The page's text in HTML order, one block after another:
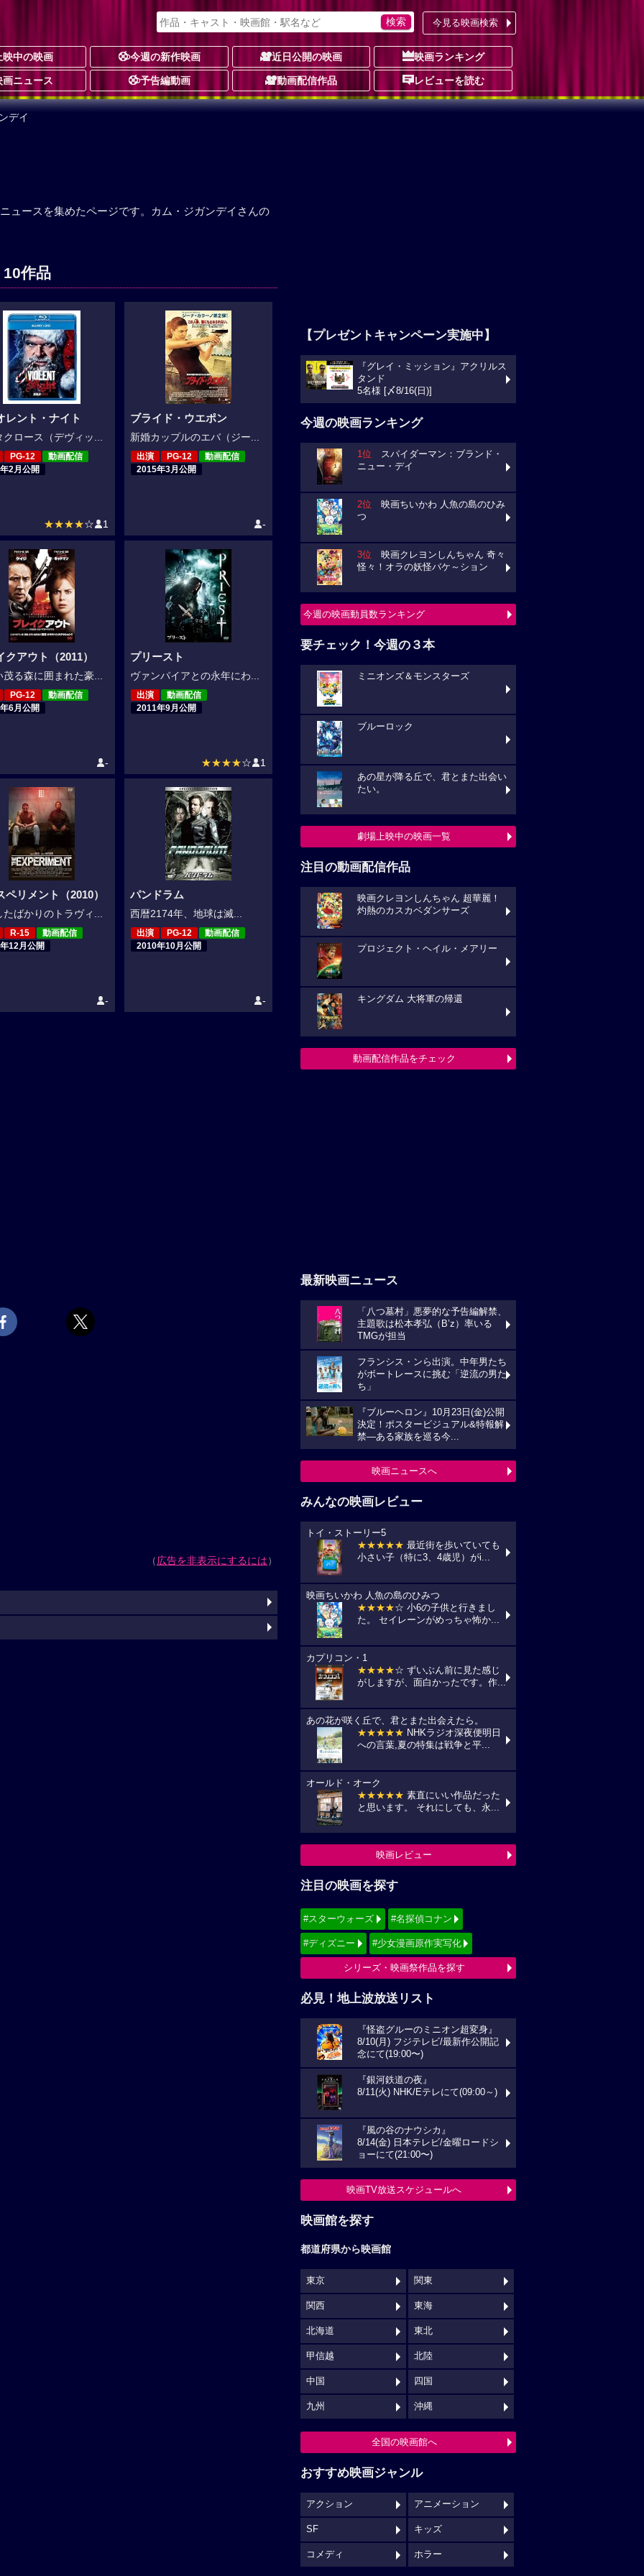
今見る映画検索
映中の映画 今週の新作映画 近日公開の映画 映画ランキング
画ニュース 予告編動画 動画配信作品 レビューを読む
デイ
ュースを集めたページです。カム・ジガンデイさんの
作品
レント・ナイト
クロース（デヴィッ...
PG-12
動画配信
2月公開
★★★★☆ 1
ブライド・ウエポン
新婚カップルのエバ（ジー...
出演 PG-12
動画配信
2015年3月公開
-
クアウト（2011）
茂る森に囲まれた豪...
PG-12
動画配信
6月公開
-
プリースト
ヴァンパイアとの永年にわ...
出演
動画配信
2011年9月公開
★★★★☆ 1
ペリメント（2010）
たばかりのトラヴィ...
R-15
動画配信
12月公開
-
パンドラム
西暦2174年、地球は滅...
出演 PG-12
動画配信
2010年10月公開
-
（広告を非表示にするには）
【プレゼントキャンペーン実施中】
『グレイ・ミッション』アクリルス
タンド
5名様 [〆8/16(日)]
今週の映画ランキング
1位 スパイダーマン：ブランド・
ニュー・デイ
2位 映画ちいかわ 人魚の島のひみ
つ
3位 映画クレヨンしんちゃん 奇々
怪々！オラの妖怪バケ～ション
今週の映画動員数ランキング
要チェック！今週の３本
ミニオンズ＆モンスターズ
ブルーロック
あの星が降る丘で、君とまた出会い
たい。
劇場上映中の映画一覧
注目の動画配信作品
映画クレヨンしんちゃん 超華麗！
灼熱のカスカベダンサーズ
プロジェクト・ヘイル・メアリー
キングダム 大将軍の帰還
動画配信作品をチェック
最新映画ニュース
「八つ墓村」悪夢的な予告編解禁、
主題歌は松本孝弘（B’z）率いる
TMGが担当
フランシス・ンら出演。中年男たち
がボートレースに挑む「逆流の男た
ち」
『ブルーヘロン』10月23日(金)公開
決定！ポスタービジュアル&特報解
禁―ある家族を巡る今...
映画ニュースへ
みんなの映画レビュー
トイ・ストーリー5
★★★★★ 最近街を歩いていても
小さい子（特に3、4歳児）がi...
映画ちいかわ 人魚の島のひみつ
★★★★☆ 小6の子供と行きまし
た。 セイレーンがめっちゃ怖か...
カプリコン・1
★★★★☆ ずいぶん前に見た感じ
がしますが、面白かったです。作...
あの花が咲く丘で、君とまた出会えたら。
★★★★★ NHKラジオ深夜便明日
への言葉,夏の特集は戦争と平...
オールド・オーク
★★★★★ 素直にいい作品だった
と思います。 それにしても、永...
映画レビュー
注目の映画を探す
#スターウォーズ #名探偵コナン
#ディズニー #少女漫画原作実写化
シリーズ・映画祭作品を探す
必見！地上波放送リスト
『怪盗グルーのミニオン超変身』
8/10(月) フジテレビ/最新作公開記
念にて(19:00〜)
『銀河鉄道の夜』
8/11(火) NHK/Eテレにて(09:00～)
『風の谷のナウシカ』
8/14(金) 日本テレビ/金曜ロードシ
ョーにて(21:00〜)
映画TV放送スケジュールへ
映画館を探す
都道府県から映画館
東京 関東
関西 東海
北海道 東北
甲信越 北陸
中国 四国
九州 沖縄
全国の映画館へ
おすすめ映画ジャンル
アクション アニメーション
SF キッズ
コメディ ホラー